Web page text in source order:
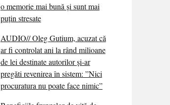
o memorie mai bună și sunt mai
puțin stresate
AUDIO// Oleg Gutium, acuzat că
ar fi controlat ani la rând milioane
de lei destinate autorilor și-ar
pregăti revenirea în sistem: ”Nici
procuratura nu poate face nimic”